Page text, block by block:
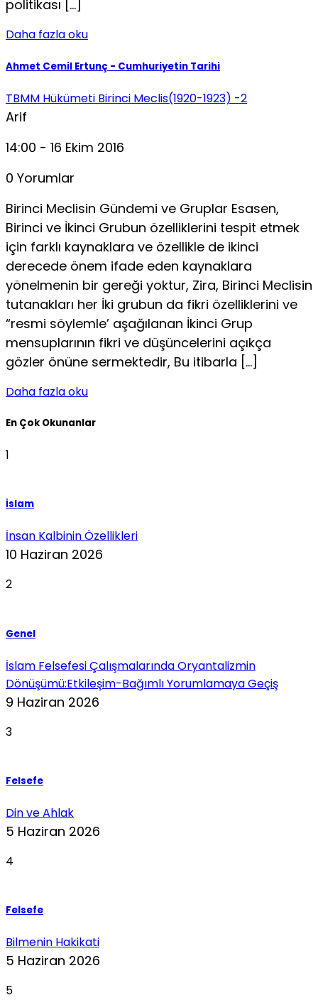
politikası […]
Daha fazla oku
Ahmet Cemil Ertunç - Cumhuriyetin Tarihi
TBMM Hükümeti Birinci Meclis(1920-1923) -2
Arif
14:00 - 16 Ekim 2016
0 Yorumlar
Birinci Meclisin Gündemi ve Gruplar Esasen,
Birinci ve İkinci Grubun özelliklerini tespit etmek
için farklı kaynaklara ve özellikle de ikinci
derecede önem ifade eden kaynaklara
yönelmenin bir gereği yoktur, Zira, Birinci Meclisin
tutanakları her İki grubun da fikri özelliklerini ve
“resmi söylemle’ aşağılanan İkinci Grup
mensuplarının fikri ve düşüncelerini açıkça
gözler önüne sermektedir, Bu itibarla […]
Daha fazla oku
En Çok Okunanlar
1
İslam
İnsan Kalbinin Özellikleri
10 Haziran 2026
2
Genel
İslam Felsefesi Çalışmalarında Oryantalizmin
Dönüşümü:Etkileşim-Bağımlı Yorumlamaya Geçiş
9 Haziran 2026
3
Felsefe
Din ve Ahlak
5 Haziran 2026
4
Felsefe
Bilmenin Hakikati
5 Haziran 2026
5